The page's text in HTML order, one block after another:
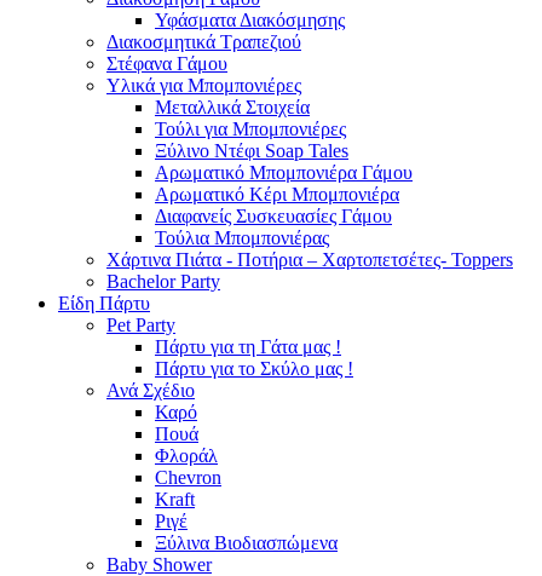
Υφάσματα Διακόσμησης
Διακοσμητικά Τραπεζιού
Στέφανα Γάμου
Υλικά για Μπομπονιέρες
Μεταλλικά Στοιχεία
Τούλι για Μπομπονιέρες
Ξύλινο Ντέφι Soap Tales
Αρωματικό Μπομπονιέρα Γάμου
Αρωματικό Κέρι Μπομπονιέρα
Διαφανείς Συσκευασίες Γάμου
Τούλια Μπομπονιέρας
Χάρτινα Πιάτα - Ποτήρια – Χαρτοπετσέτες- Toppers
Bachelor Party
Είδη Πάρτυ
Pet Party
Πάρτυ για τη Γάτα μας !
Πάρτυ για το Σκύλο μας !
Ανά Σχέδιο
Καρό
Πουά
Φλοράλ
Chevron
Kraft
Ριγέ
Ξύλινα Βιοδιασπώμενα
Baby Shower